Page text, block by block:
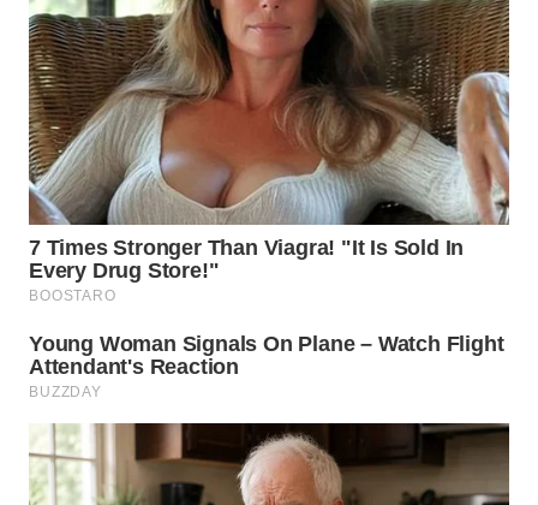
WN
NIAS
WN
LANGKAT
WN
TAPANULI
SELATAN
TANJUNG
LESUNG
WN
KARO